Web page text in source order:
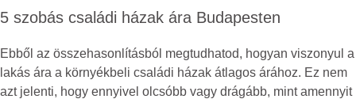
5 szobás családi házak ára Budapesten
Ebből az összehasonlításból megtudhatod, hogyan viszonyul a
lakás ára a környékbeli családi házak átlagos árához. Ez nem
azt jelenti, hogy ennyivel olcsóbb vagy drágább, mint amennyit